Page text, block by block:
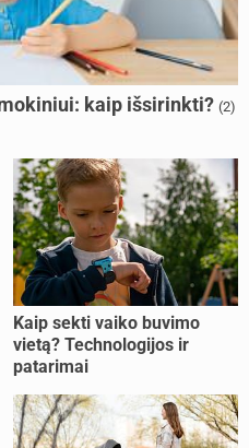
kaip išsirinkti? (2)
Kaip sekti vaiko buvimo
vietą? Technologijos ir
patarimai